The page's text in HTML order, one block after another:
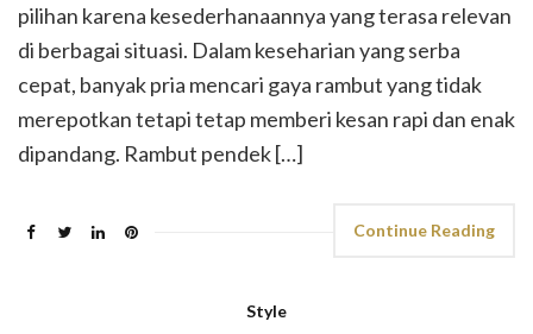
pilihan karena kesederhanaannya yang terasa relevan
di berbagai situasi. Dalam keseharian yang serba
cepat, banyak pria mencari gaya rambut yang tidak
merepotkan tetapi tetap memberi kesan rapi dan enak
dipandang. Rambut pendek […]
Continue Reading
Style